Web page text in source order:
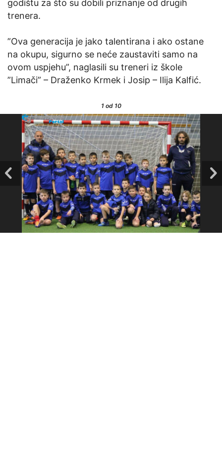
godištu za što su dobili priznanje od drugih
trenera.
”Ova generacija je jako talentirana i ako ostane
na okupu, sigurno se neće zaustaviti samo na
ovom uspjehu”, naglasili su treneri iz škole
”Limači” – Draženko Krmek i Josip – Ilija Kalfić.
1od 10